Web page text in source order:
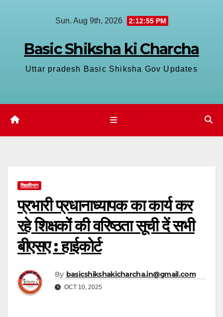
Sun. Aug 9th, 2026 2:12:55 PM
Basic Shiksha ki Charcha
Uttar pradesh Basic Shiksha Gov Updates
शिक्षाविभाग
प्रभारी प्रधानाध्यापक का कार्य कर
रहे शिक्षकों की वरिष्ठता सूची दें सभी
बीएसए : हाईकोर्ट
By basicshikshakicharcha.in@gmail.com
OCT 10, 2025